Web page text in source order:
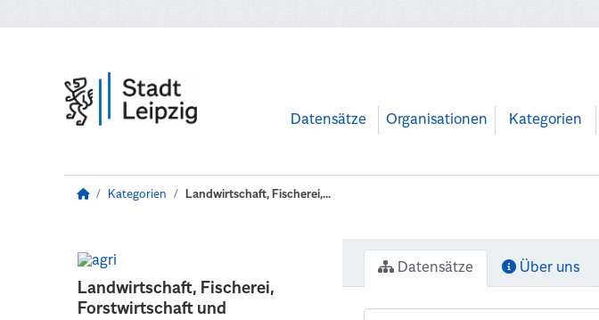
Datensätze Organisationen Kategorien
Kategorien Landwirtschaft, Fischerei,...
Landwirtschaft, Fischerei,
Forstwirtschaft und
Datensätze Über uns